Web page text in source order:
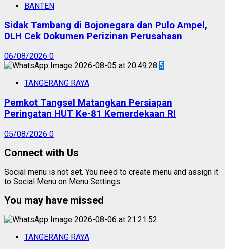
BANTEN
Sidak Tambang di Bojonegara dan Pulo Ampel,
DLH Cek Dokumen Perizinan Perusahaan
06/08/2026 0
5
TANGERANG RAYA
Pemkot Tangsel Matangkan Persiapan
Peringatan HUT Ke-81 Kemerdekaan RI
05/08/2026 0
Connect with Us
Social menu is not set. You need to create menu and assign it
to Social Menu on Menu Settings.
You may have missed
TANGERANG RAYA